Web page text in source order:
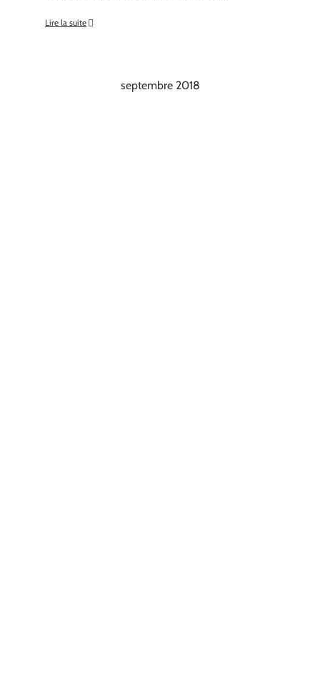
Lire la suite
septembre 2018